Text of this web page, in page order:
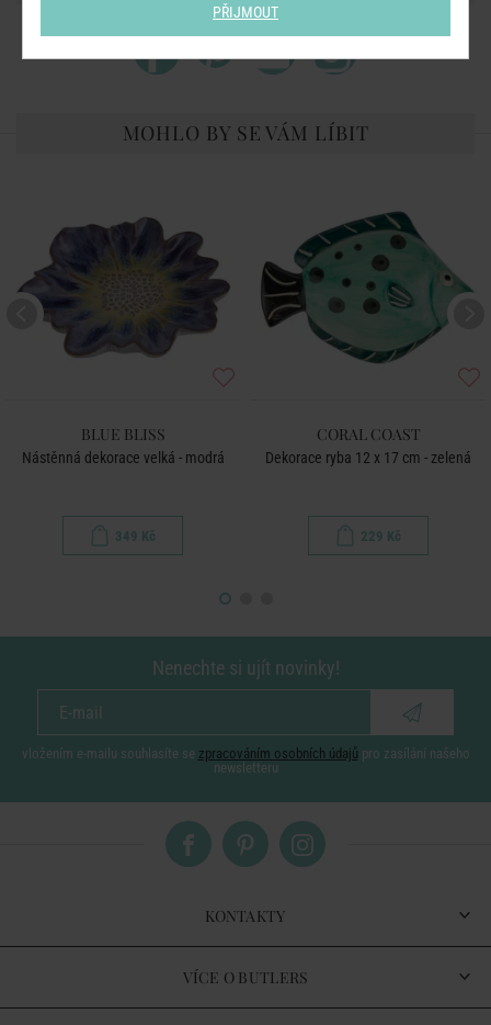
MOHLO BY SE VÁM LÍBIT
BLUE BLISS
Nástěnná dekorace velká - modrá
349 Kč
CORAL COAST
Dekorace ryba 12 x 17 cm - zelená
229 Kč
Nenechte si ujít novinky!
vložením e-mailu souhlasíte se zpracováním osobních údajů pro zasílání našeho
newsletteru
KONTAKTY
VÍCE O BUTLERS
PŘIJMOUT